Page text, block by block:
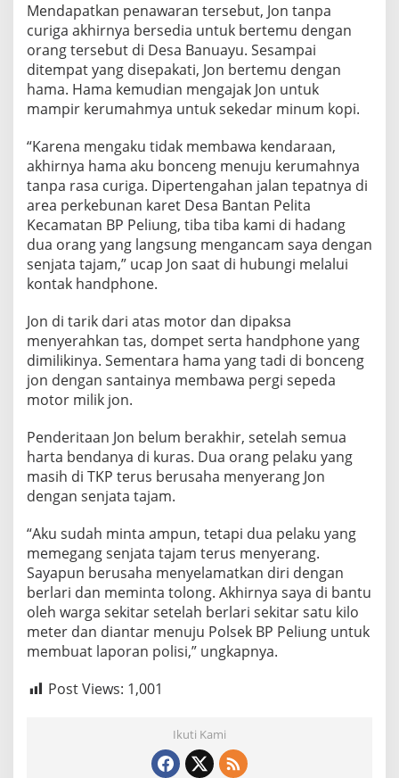
j
a
t
a
T
a
j
m
Mendapatkan penawaran tersebut, Jon tanpa
curiga akhirnya bersedia untuk bertemu dengan
orang tersebut di Desa Banuayu. Sesampai
ditempat yang disepakati, Jon bertemu dengan
hama. Hama kemudian mengajak Jon untuk
mampir kerumahmya untuk sekedar minum kopi.
“Karena mengaku tidak membawa kendaraan,
akhirnya hama aku bonceng menuju kerumahnya
tanpa rasa curiga. Dipertengahan jalan tepatnya di
area perkebunan karet Desa Bantan Pelita
Kecamatan BP Peliung, tiba tiba kami di hadang
dua orang yang langsung mengancam saya dengan
senjata tajam,” ucap Jon saat di hubungi melalui
kontak handphone.
Jon di tarik dari atas motor dan dipaksa
menyerahkan tas, dompet serta handphone yang
dimilikinya. Sementara hama yang tadi di bonceng
jon dengan santainya membawa pergi sepeda
motor milik jon.
Penderitaan Jon belum berakhir, setelah semua
harta bendanya di kuras. Dua orang pelaku yang
masih di TKP terus berusaha menyerang Jon
dengan senjata tajam.
“Aku sudah minta ampun, tetapi dua pelaku yang
memegang senjata tajam terus menyerang.
Sayapun berusaha menyelamatkan diri dengan
berlari dan meminta tolong. Akhirnya saya di bantu
oleh warga sekitar setelah berlari sekitar satu kilo
meter dan diantar menuju Polsek BP Peliung untuk
membuat laporan polisi,” ungkapnya.
Post Views: 1,001
Ikuti Kami